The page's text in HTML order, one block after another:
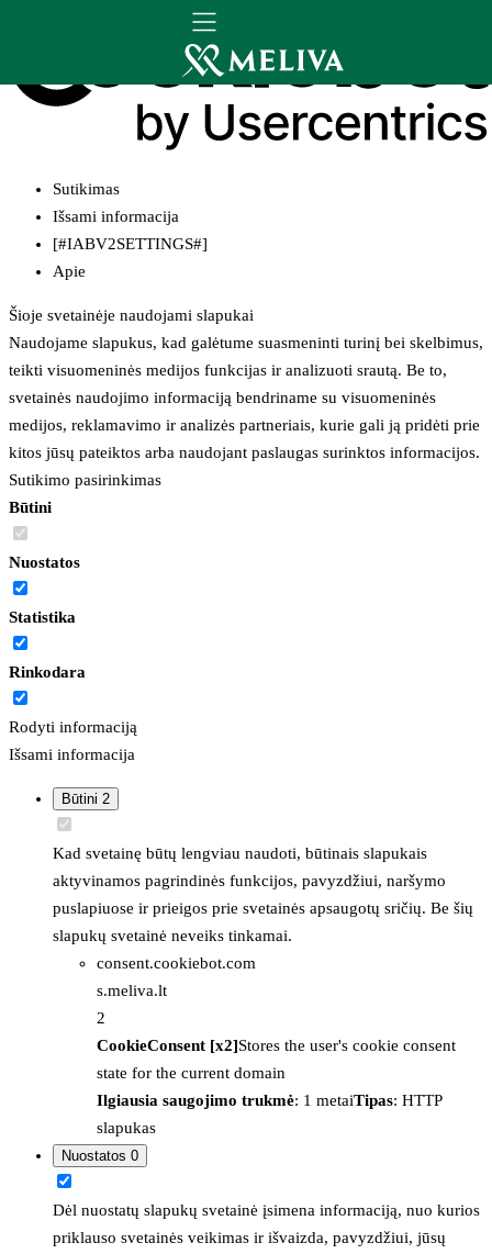
Sutikimas
Išsami informacija
[#IABV2SETTINGS#]
Apie
Šioje svetainėje naudojami slapukai
Naudojame slapukus, kad galėtume suasmeninti turinį bei skelbimus,
teikti visuomeninės medijos funkcijas ir analizuoti srautą. Be to,
svetainės naudojimo informaciją bendriname su visuomeninės
medijos, reklamavimo ir analizės partneriais, kurie gali ją pridėti prie
kitos jūsų pateiktos arba naudojant paslaugas surinktos informacijos.
Sutikimo pasirinkimas
Būtini
Nuostatos
Statistika
Rinkodara
Rodyti informaciją
Išsami informacija
Būtini 2
Kad svetainę būtų lengviau naudoti, būtinais slapukais
aktyvinamos pagrindinės funkcijos, pavyzdžiui, naršymo
puslapiuose ir prieigos prie svetainės apsaugotų sričių. Be šių
slapukų svetainė neveiks tinkamai.
consent.cookiebot.com
s.meliva.lt
2
CookieConsent [x2]Stores the user's cookie consent
state for the current domain
Ilgiausia saugojimo trukmė: 1 metaiTipas: HTTP
slapukas
Nuostatos 0
Dėl nuostatų slapukų svetainė įsimena informaciją, nuo kurios
priklauso svetainės veikimas ir išvaizda, pavyzdžiui, jūsų